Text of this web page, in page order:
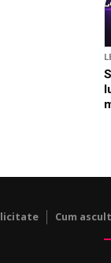
Cum